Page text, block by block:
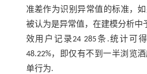
准差作为识别异常值的标准，
被认为是异常值，在建模分析中
效用户记录24 285条.统计可
48.22%，即仅有不到一半浏览
单行为.